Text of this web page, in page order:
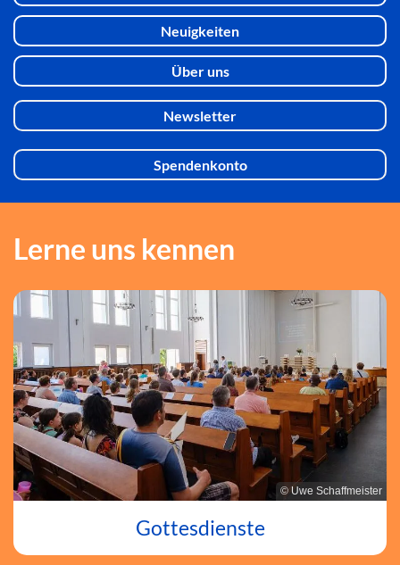
Neuigkeiten
Über uns
Newsletter
Spendenkonto
Lerne uns kennen
© Uwe Schaffmeister
Gottesdienste